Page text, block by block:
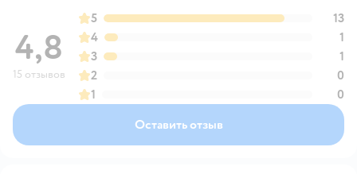
4,8
15 отзывов
5
13
4
1
3
1
2
0
1
0
Оставить отзыв